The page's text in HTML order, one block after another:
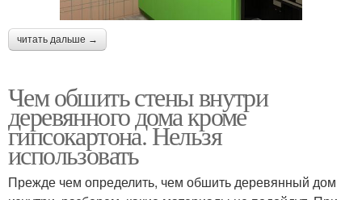
читать дальше →
Чем обшить стены внутри
деревянного дома кроме
гипсокартона. Нельзя
использовать
Прежде чем определить, чем обшить деревянный дом